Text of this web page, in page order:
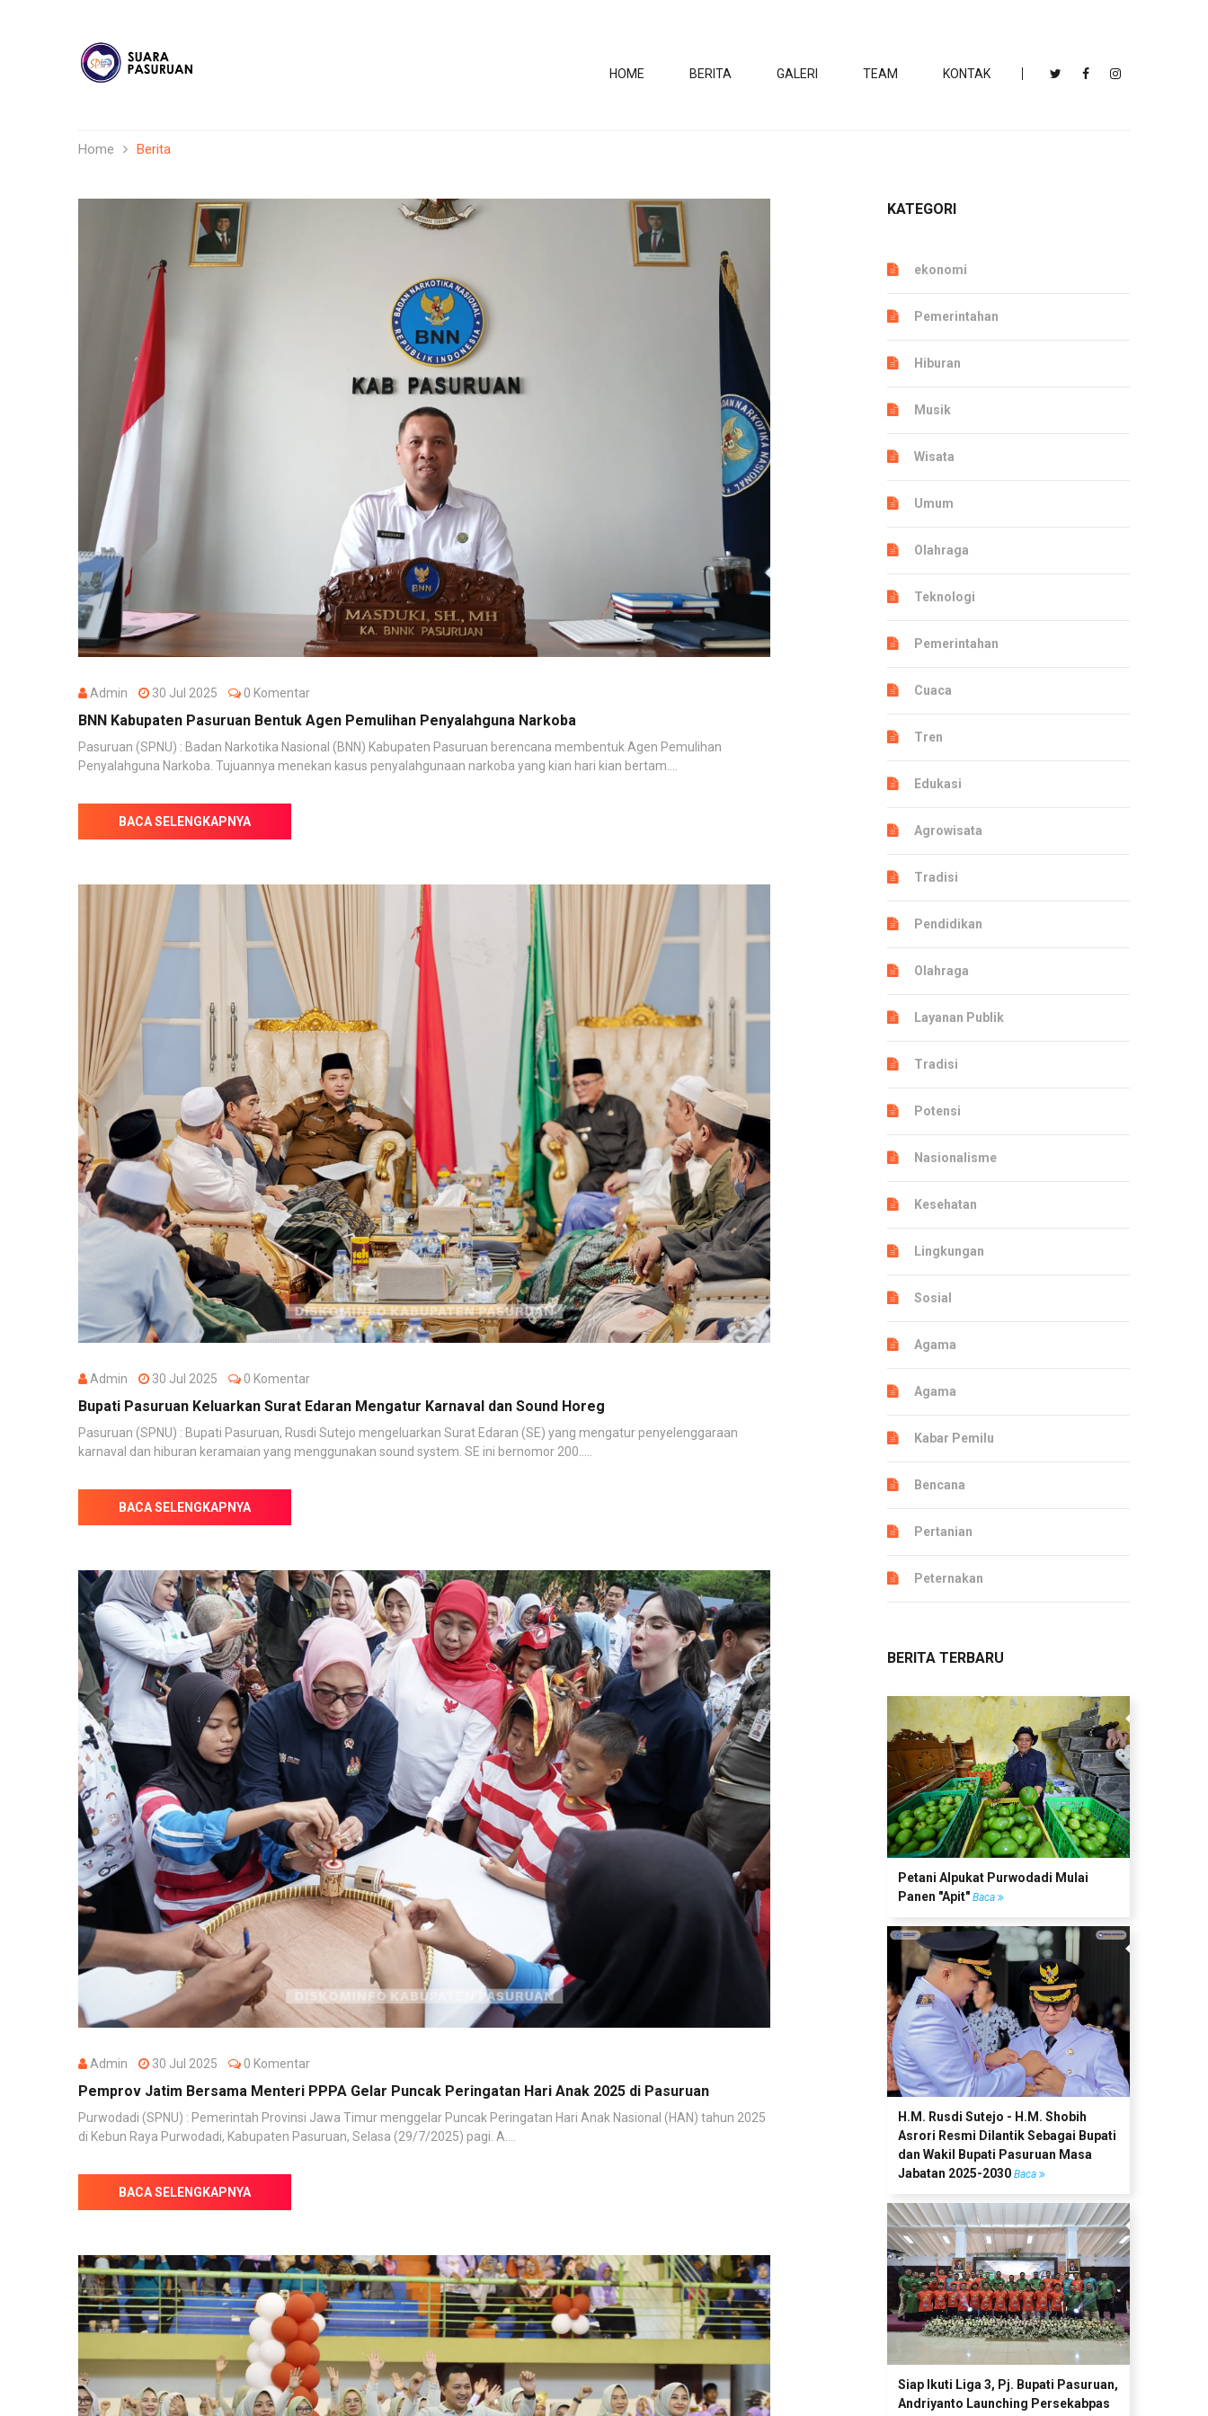
HOME BERITA GALERI TEAM KONTAK
Home Berita
Admin 30 Jul 2025 0 Komentar
BNN Kabupaten Pasuruan Bentuk Agen Pemulihan Penyalahguna Narkoba
Pasuruan (SPNU) : Badan Narkotika Nasional (BNN) Kabupaten Pasuruan berencana membentuk Agen Pemulihan
Penyalahguna Narkoba. Tujuannya menekan kasus penyalahgunaan narkoba yang kian hari kian bertam....
BACA SELENGKAPNYA
Admin 30 Jul 2025 0 Komentar
Bupati Pasuruan Keluarkan Surat Edaran Mengatur Karnaval dan Sound Horeg
Pasuruan (SPNU) : Bupati Pasuruan, Rusdi Sutejo mengeluarkan Surat Edaran (SE) yang mengatur penyelenggaraan
karnaval dan hiburan keramaian yang menggunakan sound system. SE ini bernomor 200.....
BACA SELENGKAPNYA
Admin 30 Jul 2025 0 Komentar
Pemprov Jatim Bersama Menteri PPPA Gelar Puncak Peringatan Hari Anak 2025 di Pasuruan
Purwodadi (SPNU) : Pemerintah Provinsi Jawa Timur menggelar Puncak Peringatan Hari Anak Nasional (HAN) tahun 2025
di Kebun Raya Purwodadi, Kabupaten Pasuruan, Selasa (29/7/2025) pagi. A....
BACA SELENGKAPNYA
KATEGORI
ekonomi
Pemerintahan
Hiburan
Musik
Wisata
Umum
Olahraga
Teknologi
Pemerintahan
Cuaca
Tren
Edukasi
Agrowisata
Tradisi
Pendidikan
Olahraga
Layanan Publik
Tradisi
Potensi
Nasionalisme
Kesehatan
Lingkungan
Sosial
Agama
Agama
Kabar Pemilu
Bencana
Pertanian
Peternakan
BERITA TERBARU
Petani Alpukat Purwodadi Mulai
Panen "Apit" Baca
H.M. Rusdi Sutejo - H.M. Shobih
Asrori Resmi Dilantik Sebagai Bupati
dan Wakil Bupati Pasuruan Masa
Jabatan 2025-2030 Baca
Siap Ikuti Liga 3, Pj. Bupati Pasuruan,
Andriyanto Launching Persekabpas